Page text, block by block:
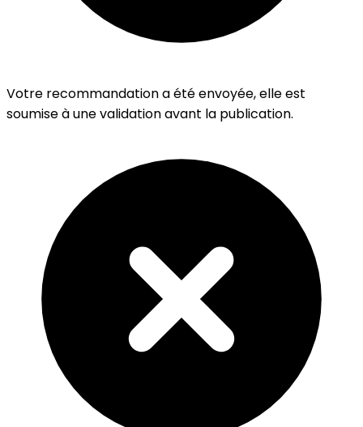
Votre recommandation a été envoyée, elle est
soumise à une validation avant la publication.